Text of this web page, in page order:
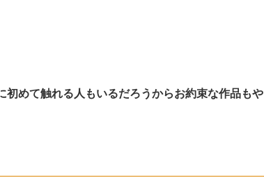
めて触れる人もいるだろうからお約束な作品もや